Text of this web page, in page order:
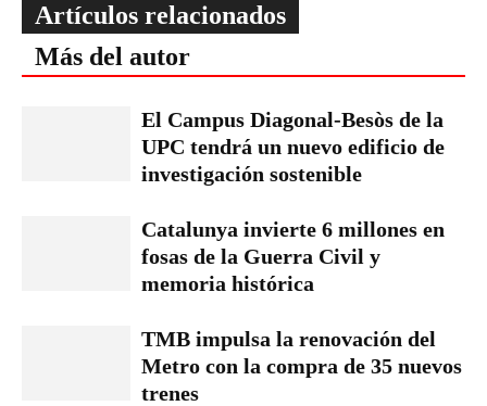
Artículos relacionados
Más del autor
El Campus Diagonal-Besòs de la
UPC tendrá un nuevo edificio de
investigación sostenible
Catalunya invierte 6 millones en
fosas de la Guerra Civil y
memoria histórica
TMB impulsa la renovación del
Metro con la compra de 35 nuevos
trenes